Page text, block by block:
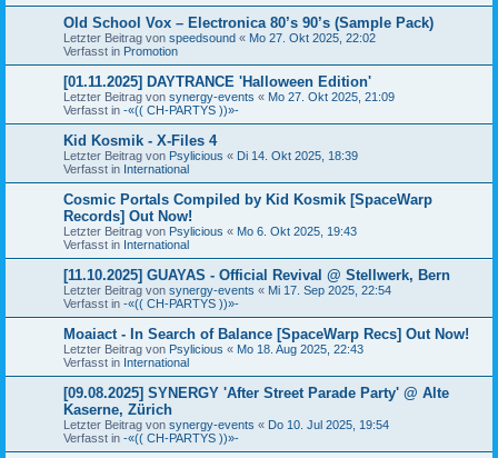
Old School Vox – Electronica 80’s 90’s (Sample Pack)
Letzter Beitrag von speedsound « Mo 27. Okt 2025, 22:02
Verfasst in Promotion
[01.11.2025] DAYTRANCE 'Halloween Edition'
Letzter Beitrag von synergy-events « Mo 27. Okt 2025, 21:09
Verfasst in -«(( CH-PARTYS ))»-
Kid Kosmik - X-Files 4
Letzter Beitrag von Psylicious « Di 14. Okt 2025, 18:39
Verfasst in International
Cosmic Portals Compiled by Kid Kosmik [SpaceWarp
Records] Out Now!
Letzter Beitrag von Psylicious « Mo 6. Okt 2025, 19:43
Verfasst in International
[11.10.2025] GUAYAS - Official Revival @ Stellwerk, Bern
Letzter Beitrag von synergy-events « Mi 17. Sep 2025, 22:54
Verfasst in -«(( CH-PARTYS ))»-
Moaiact - In Search of Balance [SpaceWarp Recs] Out Now!
Letzter Beitrag von Psylicious « Mo 18. Aug 2025, 22:43
Verfasst in International
[09.08.2025] SYNERGY 'After Street Parade Party' @ Alte
Kaserne, Zürich
Letzter Beitrag von synergy-events « Do 10. Jul 2025, 19:54
Verfasst in -«(( CH-PARTYS ))»-